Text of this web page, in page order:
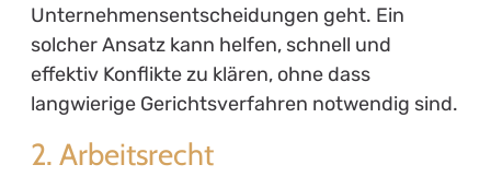
Unternehmensentscheidungen geht. Ein
solcher Ansatz kann helfen, schnell und
effektiv Konflikte zu klären, ohne dass
langwierige Gerichtsverfahren notwendig sind.
2. Arbeitsrecht